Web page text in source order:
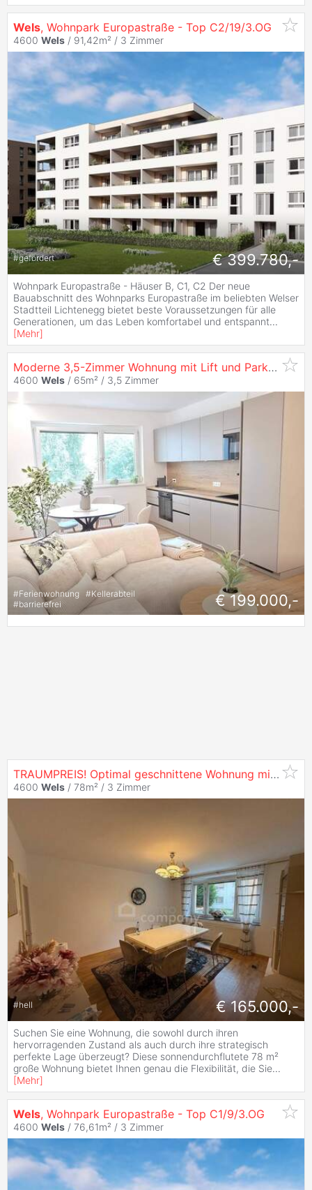
Wels, Wohnpark Europastraße - Top C2/19/3.OG
4600 Wels / 91,42m² / 3 Zimmer
#gefördert € 399.780,-
Wohnpark Europastraße - Häuser B, C1, C2 Der neue
Bauabschnitt des Wohnparks Europastraße im beliebten Welser
Stadtteil Lichtenegg bietet beste Voraussetzungen für alle
Generationen, um das Leben komfortabel und entspannt...
[Mehr]
Moderne 3,5-Zimmer Wohnung mit Lift und Parkett in
4600 Wels / 65m² / 3,5 Zimmer
#Ferienwohnung #Kellerabteil
#barrierefrei € 199.000,-
TRAUMPREIS! Optimal geschnittene Wohnung mit bester Anbindung nahe Hbf
4600 Wels / 78m² / 3 Zimmer
#hell € 165.000,-
Suchen Sie eine Wohnung, die sowohl durch ihren
hervorragenden Zustand als auch durch ihre strategisch
perfekte Lage überzeugt? Diese sonnendurchflutete 78 m²
große Wohnung bietet Ihnen genau die Flexibilität, die Sie...
[Mehr]
Wels, Wohnpark Europastraße - Top C1/9/3.OG
4600 Wels / 76,61m² / 3 Zimmer